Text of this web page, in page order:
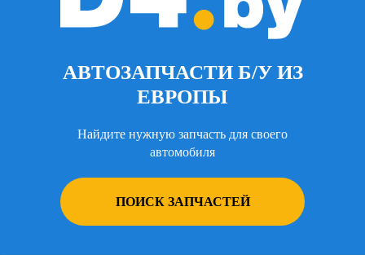
АВТОЗАПЧАСТИ Б/У ИЗ
ЕВРОПЫ
Найдите нужную запчасть для своего
автомобиля
ПОИСК ЗАПЧАСТЕЙ